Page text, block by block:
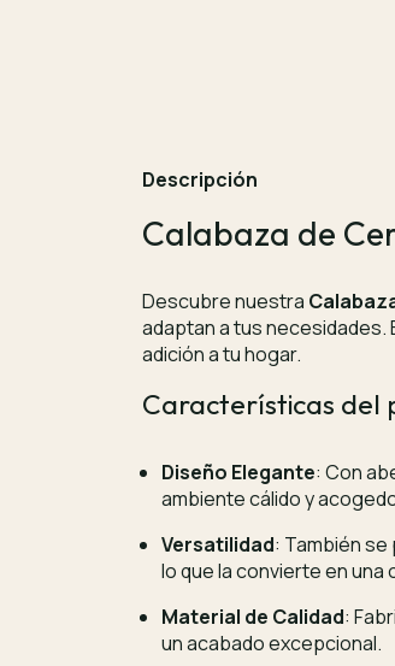
Descripción
Calabaza de
Descubre nuestra
adaptan a tus necesidades.
adición a tu hogar.
Características del
Diseño Elegante: Con
ambiente cálido y
Versatilidad: También
lo que la convierte en una
Material de Calidad:
un acabado excepcional.